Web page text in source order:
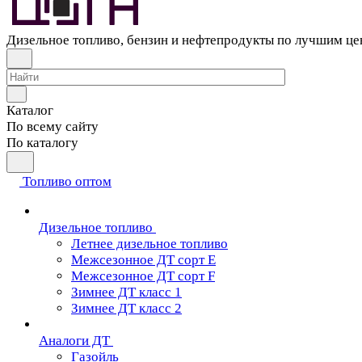
Дизельное топливо, бензин и нефтепродукты по лучшим
Каталог
По всему сайту
По каталогу
Топливо оптом
Дизельное топливо
Летнее дизельное топливо
Межсезонное ДТ сорт Е
Межсезонное ДТ сорт F
Зимнее ДТ класс 1
Зимнее ДТ класс 2
Аналоги ДТ
Газойль